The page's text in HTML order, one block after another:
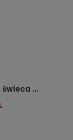
...